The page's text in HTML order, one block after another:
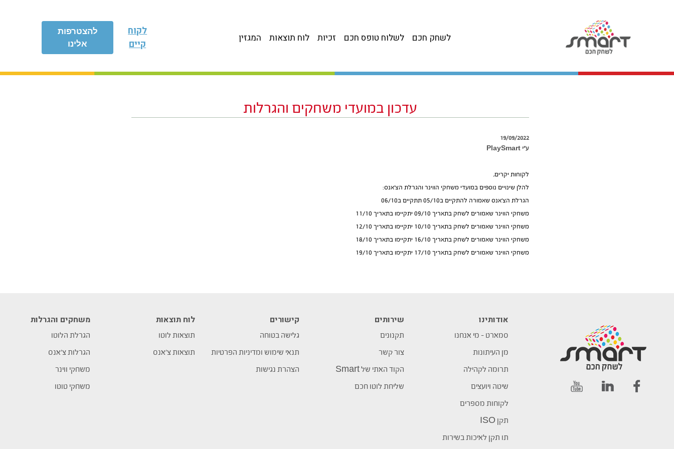
להצטרפות
אלינו
לקוח
קיים
המגזין לוח תוצאות זכיות לשלוח טופס חכם לשחק חכם
עדכון במועדי משחקים והגרלות
19/09/2022
ע״י PlaySmart
לקוחות יקרים,
להלן שינויים נוספים במועדי משחקי הווינר והגרלת הצ’אנס:
הגרלת הצ’אנס שאמורה להתקיים ב05/10 תתקיים ב06/10
משחקי הווינר שאמורים לשחק בתאריך 09/10 יתקיימו בתאריך 11/10
משחקי הווינר שאמורים לשחק בתאריך 10/10 יתקיימו בתאריך 12/10
משחקי הווינר שאמורים לשחק בתאריך 16/10 יתקיימו בתאריך 18/10
משחקי הווינר שאמורים לשחק בתאריך 17/10 יתקיימו בתאריך 19/10
אודותינו
סמארט – מי אנחנו
מן העיתונות
תרומה לקהילה
שיטה ויועצים
לקוחות מספרים
תקן ISO
תו תקן לאיכות בשירות
שירותים
תקנונים
צור קשר
הקוד האתי של Smart
שליחת לוטו חכם
קישורים
גלישה בטוחה
תנאי שימוש ומדיניות הפרטיות
הצהרת נגישות
לוח תוצאות
תוצאות לוטו
תוצאות צ’אנס
משחקים והגרלות
הגרלת הלוטו
הגרלות צ’אנס
משחקי ווינר
משחקי טוטו